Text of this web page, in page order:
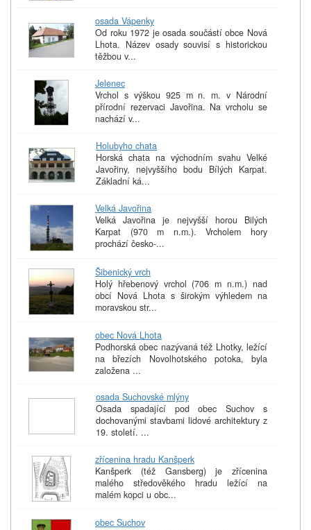
osada Vápenky
Od roku 1972 je osada součástí obce Nová
Lhota. Název osady souvisí s historickou
těžbou v...
Jelenec
Vrchol s výškou 925 m n. m. v Národní
přírodní rezervaci Javořina. Na vrcholu se
nachází v...
Holubyho chata
Horská chata na východním svahu Velké
Javořiny, nejvyššího bodu Bílých Karpat.
Základní ká...
Velká Javořina
Velká Javořina je nejvyšší horou Bilých
Karpat (970 m n.m.). Vrcholem hory
prochází česko-...
Šibenický vrch
Holý hřebenový vrchol (706 m n.m.) nad
obcí Nová Lhota s širokým výhledem na
moravskou str...
obec Nová Lhota
Podhorská obec nazývaná též Lhotky, ležící
na březích Novolhotského potoka, byla
založena ...
osada Suchovské mlýny
Osada spadající pod obec Suchov s
dochovanými stavbami lidové architektury z
19. století. ...
zřícenina hradu Kanšperk
Kanšperk (též Gansberg) je zřícenina
malého středověkého hradu ležící na
malém kopci u obc...
obec Suchov